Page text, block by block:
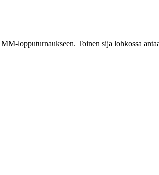
lopputurnaukseen. Toinen sija lohkossa